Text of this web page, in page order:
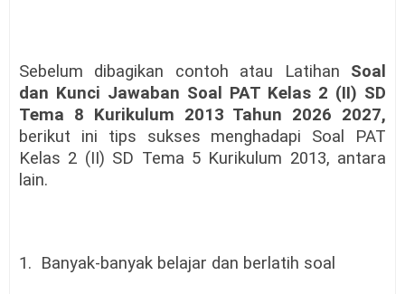
Sebelum dibagikan contoh atau Latihan Soal
dan Kunci Jawaban Soal PAT Kelas 2 (II) SD
Tema 8 Kurikulum 2013 Tahun 2026 2027,
berikut ini tips sukses menghadapi Soal PAT
Kelas 2 (II) SD Tema 5 Kurikulum 2013, antara
lain.
1. Banyak-banyak belajar dan berlatih soal